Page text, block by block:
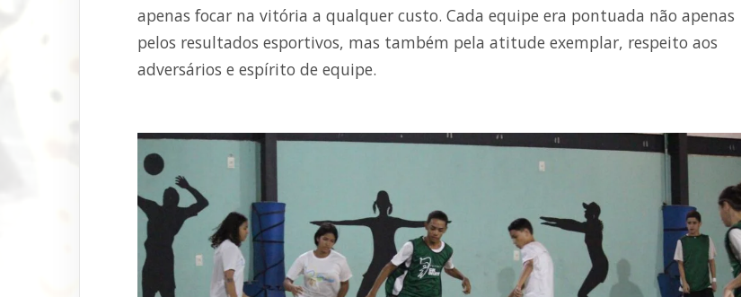
apenas focar na vitória a qualquer custo. Cada equipe era pontuada não apenas
pelos resultados esportivos, mas também pela atitude exemplar, respeito aos
adversários e espírito de equipe.